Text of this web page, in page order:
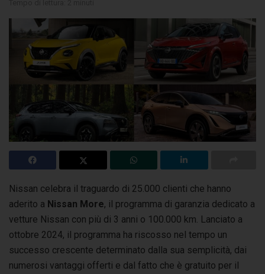
Nissan celebra il traguardo di 25.000 clienti che hanno
aderito a Nissan More, il programma di garanzia dedicato a
vetture Nissan con più di 3 anni o 100.000 km. Lanciato a
ottobre 2024, il programma ha riscosso nel tempo un
successo crescente determinato dalla sua semplicità, dai
numerosi vantaggi offerti e dal fatto che è gratuito per il